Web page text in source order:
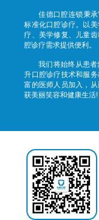
佳德口腔连锁秉承
标准化口腔诊疗。以
疗、美学修复、儿童
腔诊疗需求提供便利。
我们将始终从患
升口腔诊疗技术和服
富的医师人员加入，
获美丽笑容和健康生活!